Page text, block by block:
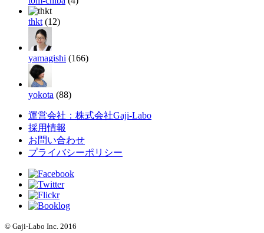
thkt (12)
yamagishi (166)
yokota (88)
運営会社：株式会社Gaji-Labo
採用情報
お問い合わせ
プライバシーポリシー
© Gaji-Labo Inc. 2016